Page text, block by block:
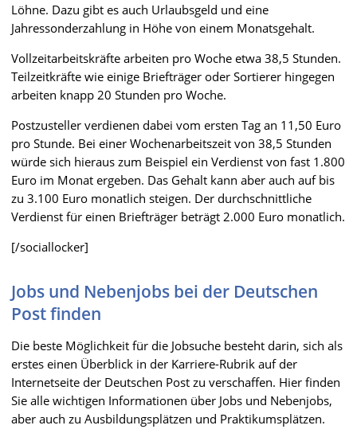
Löhne. Dazu gibt es auch Urlaubsgeld und eine
Jahressonderzahlung in Höhe von einem Monatsgehalt.
Vollzeitarbeitskräfte arbeiten pro Woche etwa 38,5 Stunden.
Teilzeitkräfte wie einige Briefträger oder Sortierer hingegen
arbeiten knapp 20 Stunden pro Woche.
Postzusteller verdienen dabei vom ersten Tag an 11,50 Euro
pro Stunde. Bei einer Wochenarbeitszeit von 38,5 Stunden
würde sich hieraus zum Beispiel ein Verdienst von fast 1.800
Euro im Monat ergeben. Das Gehalt kann aber auch auf bis
zu 3.100 Euro monatlich steigen. Der durchschnittliche
Verdienst für einen Briefträger beträgt 2.000 Euro monatlich.
[/sociallocker]
Jobs und Nebenjobs bei der Deutschen
Post finden
Die beste Möglichkeit für die Jobsuche besteht darin, sich als
erstes einen Überblick in der Karriere-Rubrik auf der
Internetseite der Deutschen Post zu verschaffen. Hier finden
Sie alle wichtigen Informationen über Jobs und Nebenjobs,
aber auch zu Ausbildungsplätzen und Praktikumsplätzen.